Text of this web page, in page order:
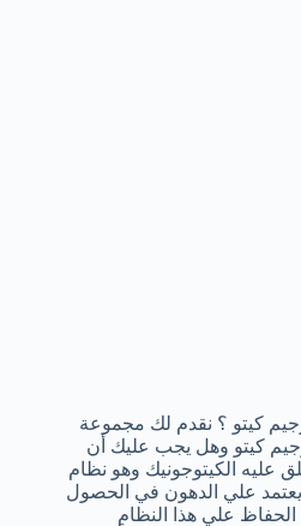
كيتو ؟ نقدم لك مجموعة
كيتو وهل يجب عليك أن
عليه الكيتوجونيك وهو نظام
علي الدهون في الحصول
علي هذا النظام